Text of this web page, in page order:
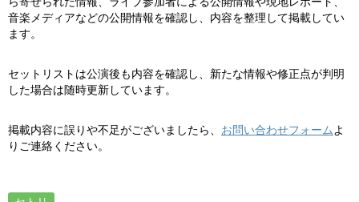
音楽メディアなどの公開情報を確認し、内容を整理して掲載してい
ます。
セットリストは公演後も内容を確認し、新たな情報や修正点が判明
した場合は随時更新しています。
掲載内容に誤りや不足がございましたら、 お問い合わせフォームよ
りご連絡ください。